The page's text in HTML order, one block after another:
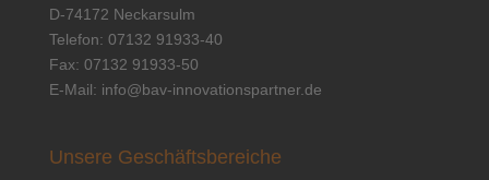
D-74172 Neckarsulm
Telefon: 07132 91933-40
Fax: 07132 91933-50
E-Mail: info@bav-innovationspartner.de
Unsere Geschäftsbereiche